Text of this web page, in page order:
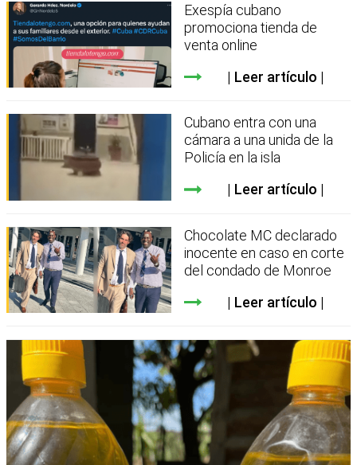
Exespía cubano
promociona tienda de
venta online
Leer artículo
Cubano entra con una
cámara a una unida de la
Policía en la isla
Leer artículo
Chocolate MC declarado
inocente en caso en corte
del condado de Monroe
Leer artículo